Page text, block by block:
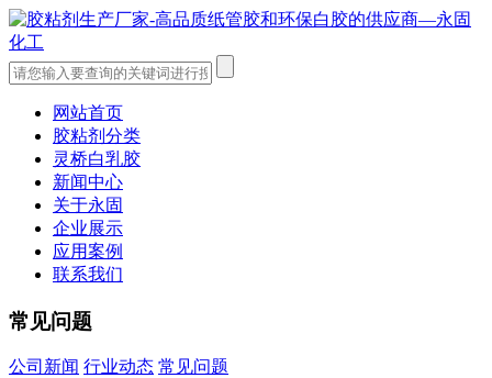
网站首页
胶粘剂分类
灵桥白乳胶
新闻中心
关于永固
企业展示
应用案例
联系我们
常见问题
公司新闻 行业动态 常见问题